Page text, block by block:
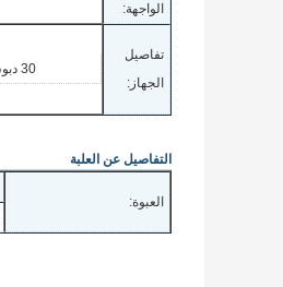
الواجهة:
تفاصيل
الجهاز:
30 دبوس
التفاصيل عن العلبة
العبوة: